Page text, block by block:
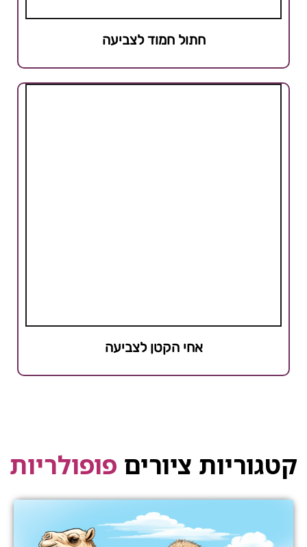
חתול חמוד לצביעה
אחי הקטן לצביעה
קטגוריות ציורים פופולריות